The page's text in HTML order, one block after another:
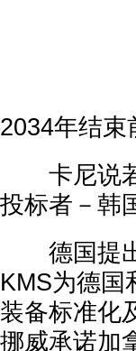
2034年结束
卡尼说若
投标者－韩
德国提出
KMS为德国
装备标准化
挪威承诺加